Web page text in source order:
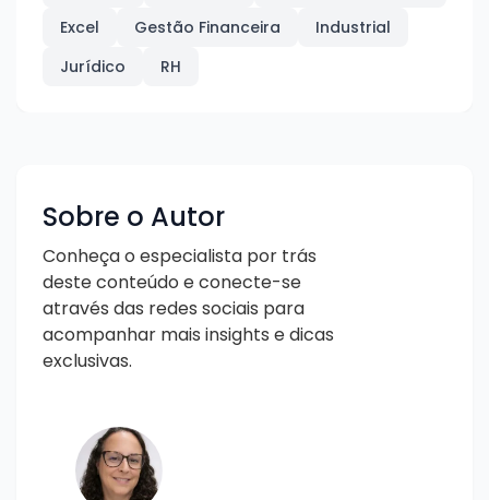
Excel
Gestão Financeira
Industrial
Jurídico
RH
Sobre o Autor
Conheça o especialista por trás
deste conteúdo e conecte-se
através das redes sociais para
acompanhar mais insights e dicas
exclusivas.